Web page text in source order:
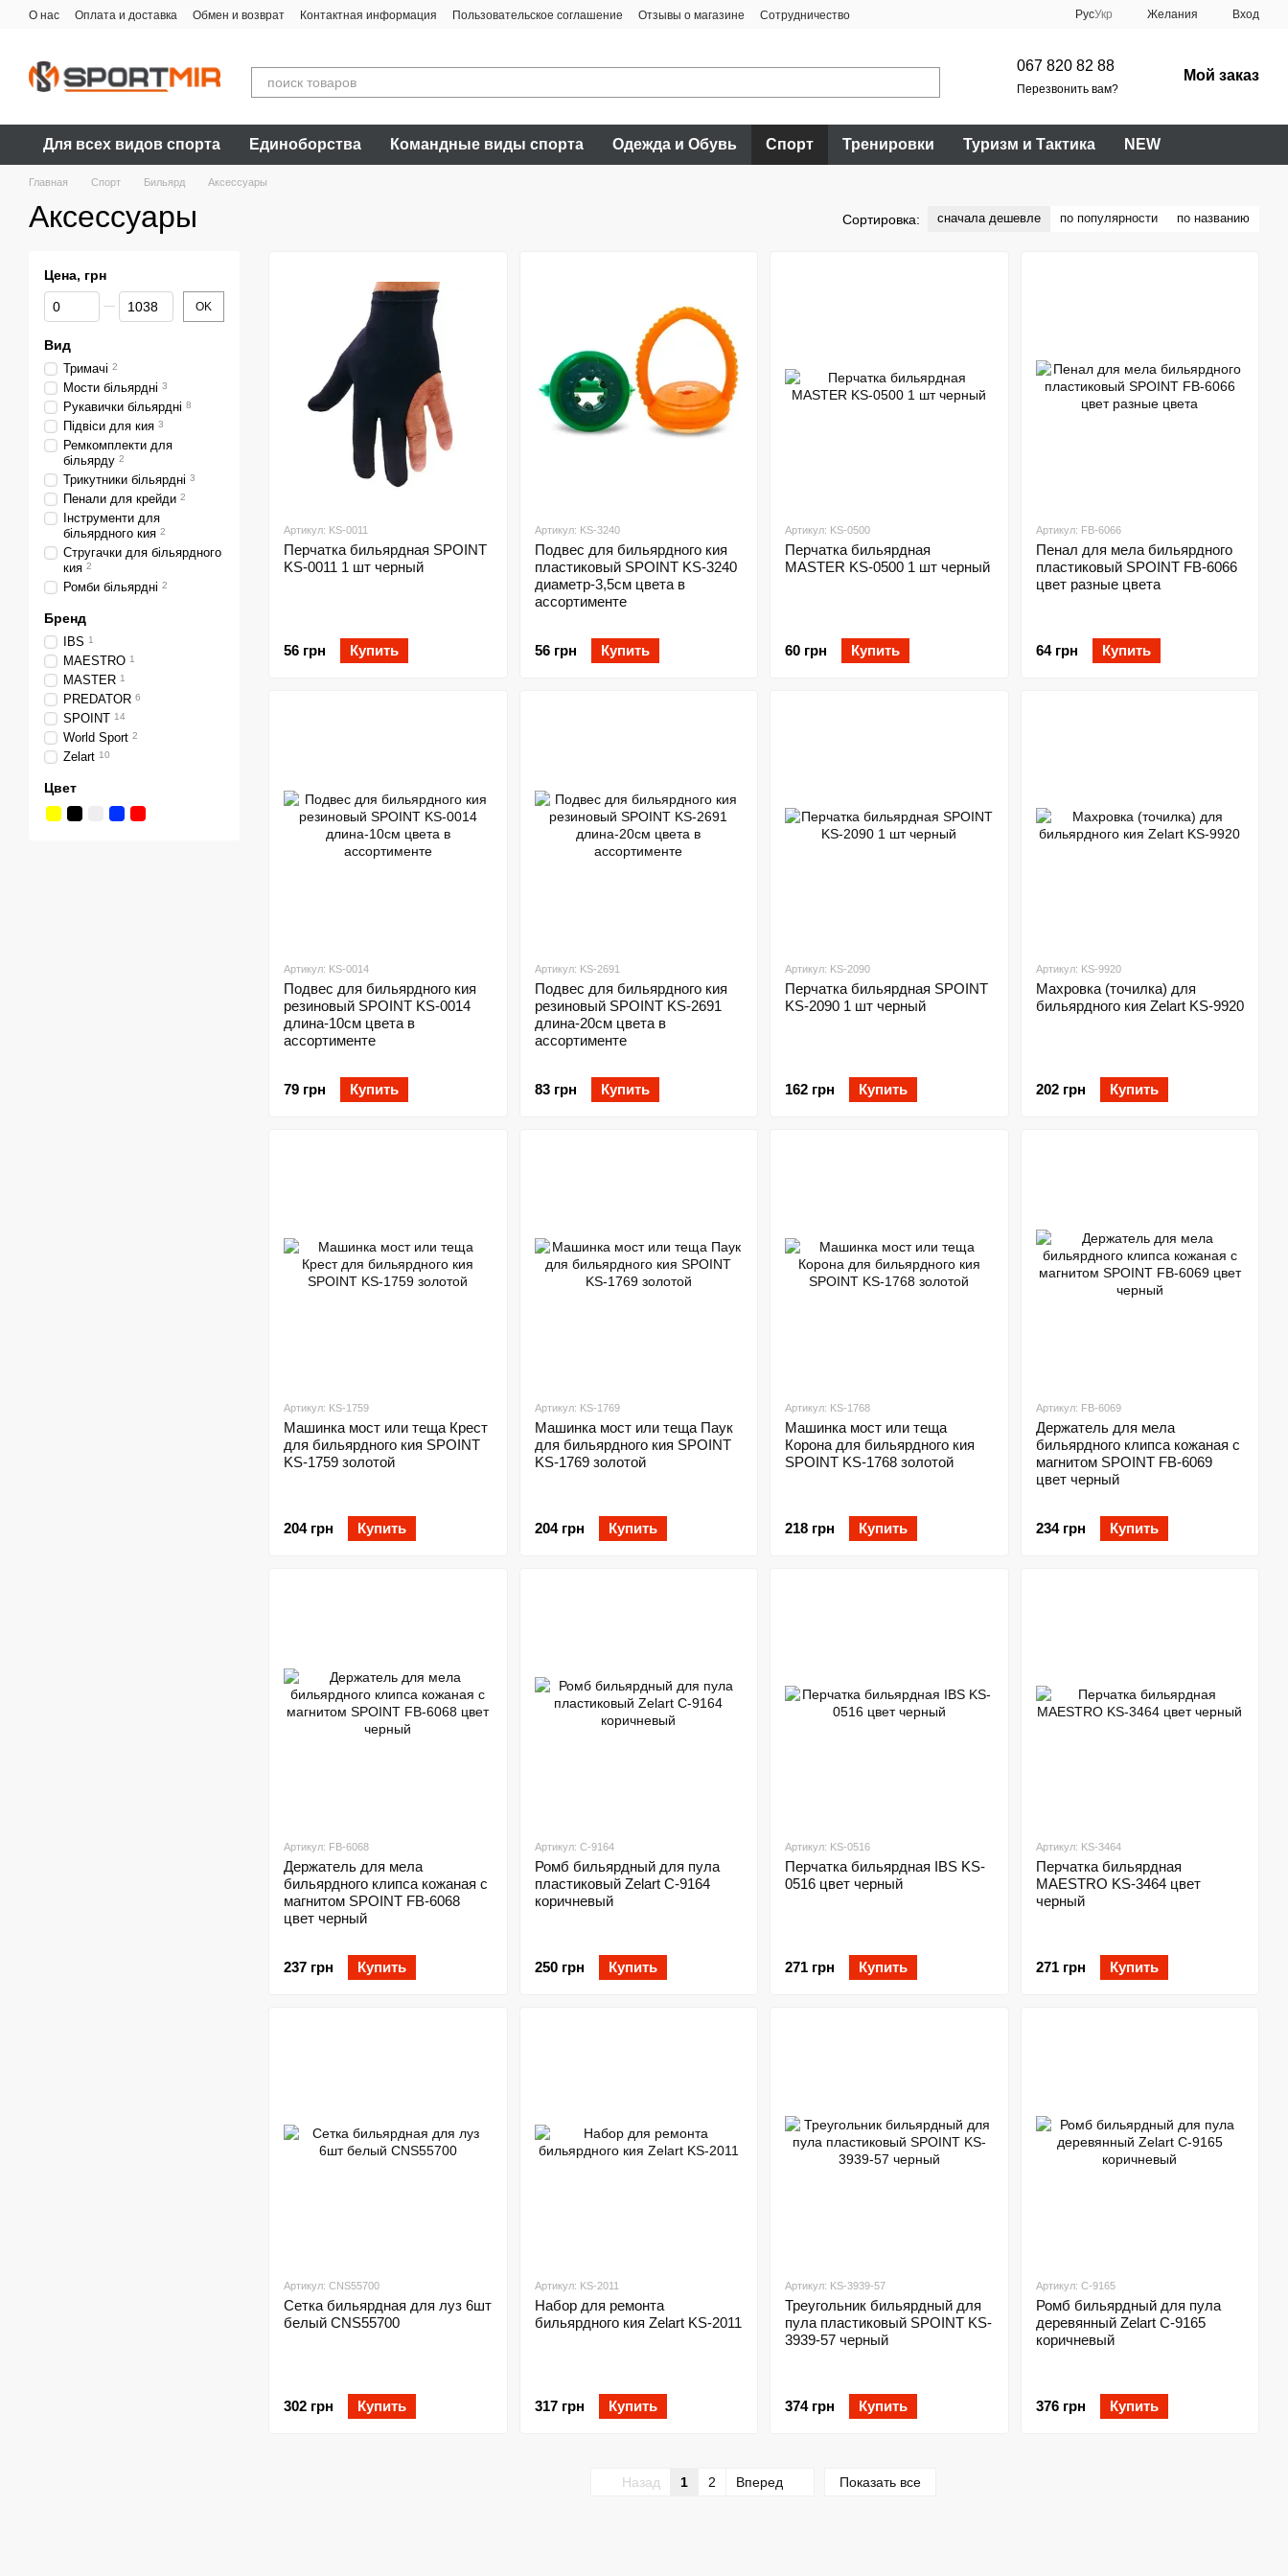
Перейти к основному контенту
О нас Оплата и доставка Обмен и возврат Контактная информация Пользовательское соглашение Отзывы о магазине Сотрудничество РусУкр Желания Вход
067 820 82 88
Перезвонить вам?
Мой заказ
Для всех видов спорта Единоборства Командные виды спорта Одежда и Обувь Спорт Тренировки Туризм и Тактика NEW
Главная Спорт Бильярд Аксессуары
Аксессуары Сортировка: сначала дешевле по популярности по названию
Артикул: KS-0011
Перчатка бильярдная SPOINT
KS-0011 1 шт черный
56 грн Купить
Артикул: KS-3240
Подвес для бильярдного кия
пластиковый SPOINT KS-3240
диаметр-3,5cм цвета в
ассортименте
56 грн Купить
Артикул: KS-0500
Перчатка бильярдная
MASTER KS-0500 1 шт черный
60 грн Купить
Артикул: FB-6066
Пенал для мела бильярдного
пластиковый SPOINT FB-6066
цвет разные цвета
64 грн Купить
Артикул: KS-0014
Подвес для бильярдного кия
резиновый SPOINT KS-0014
длина-10см цвета в
ассортименте
79 грн Купить
Артикул: KS-2691
Подвес для бильярдного кия
резиновый SPOINT KS-2691
длина-20см цвета в
ассортименте
83 грн Купить
Артикул: KS-2090
Перчатка бильярдная SPOINT
KS-2090 1 шт черный
162 грн Купить
Артикул: KS-9920
Махровка (точилка) для
бильярдного кия Zelart KS-9920
202 грн Купить
Артикул: KS-1759
Машинка мост или теща Крест
для бильярдного кия SPOINT
KS-1759 золотой
204 грн Купить
Артикул: KS-1769
Машинка мост или теща Паук
для бильярдного кия SPOINT
KS-1769 золотой
204 грн Купить
Артикул: KS-1768
Машинка мост или теща
Корона для бильярдного кия
SPOINT KS-1768 золотой
218 грн Купить
Артикул: FB-6069
Держатель для мела
бильярдного клипса кожаная с
магнитом SPOINT FB-6069
цвет черный
234 грн Купить
Артикул: FB-6068
Держатель для мела
бильярдного клипса кожаная с
магнитом SPOINT FB-6068
цвет черный
237 грн Купить
Артикул: C-9164
Ромб бильярдный для пула
пластиковый Zelart C-9164
коричневый
250 грн Купить
Артикул: KS-0516
Перчатка бильярдная IBS KS-
0516 цвет черный
271 грн Купить
Артикул: KS-3464
Перчатка бильярдная
MAESTRO KS-3464 цвет
черный
271 грн Купить
Артикул: CNS55700
Сетка бильярдная для луз 6шт
белый CNS55700
302 грн Купить
Артикул: KS-2011
Набор для ремонта
бильярдного кия Zelart KS-2011
317 грн Купить
Артикул: KS-3939-57
Треугольник бильярдный для
пула пластиковый SPOINT KS-
3939-57 черный
374 грн Купить
Артикул: C-9165
Ромб бильярдный для пула
деревянный Zelart C-9165
коричневый
376 грн Купить
Назад 1 2 Вперед Показать все
Цена, грн
От Цена, грн
До Цена, грн OK
Вид
Тримачі 2
Мости більярдні 3
Рукавички більярдні 8
Підвіси для кия 3
Ремкомплекти для
більярду 2
Трикутники більярдні 3
Пенали для крейди 2
Інструменти для
більярдного кия 2
Стругачки для більярдного
кия 2
Ромби більярдні 2
Бренд
IBS 1
MAESTRO 1
MASTER 1
PREDATOR 6
SPOINT 14
World Sport 2
Zelart 10
Цвет